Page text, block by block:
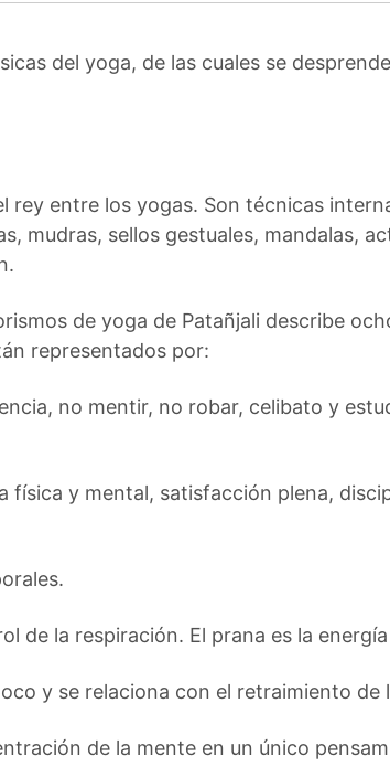
del yoga, de las cuales se
rey entre los yogas. Son técnicas
mudras, sellos gestuales, mandalas,
de yoga de Patañjali describe
representados por:
no mentir, no robar, celibato y
física y mental, satisfacción plena,
de la respiración. El prana es la
y se relaciona con el retraimiento
de la mente en un único